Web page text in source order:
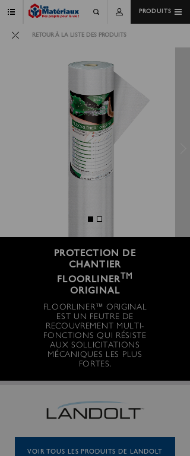
PRODUITS
RETOUR À LA LISTE DES PRODUITS
PROTECTION DE
CHANTIER
FLOORLINER TM
ORIGINAL
FLOORLINER™ ORIGINAL
EST UN FEUTRE DE
RECOUVREMENT MULTI-
FONCTIONS QUI RÉSISTE
AUX SOLLICITATIONS
MÉCANIQUES LES PLUS
FORTES.
VOIR TOUS LES PRODUITS DE LANDOLT